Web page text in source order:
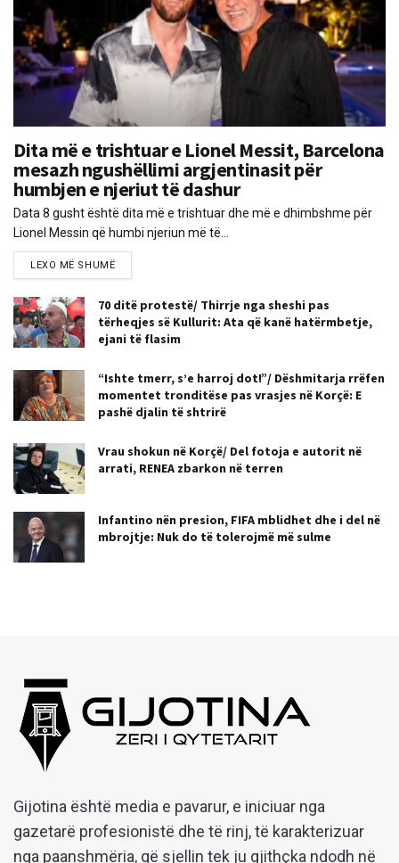
Dita më e trishtuar e Lionel Messit, Barcelona
mesazh ngushëllimi argjentinasit për
humbjen e njeriut të dashur
Data 8 gusht është dita më e trishtuar dhe më e dhimbshme për
Lionel Messin që humbi njeriun më të...
LEXO MË SHUMË
70 ditë protestë/ Thirrje nga sheshi pas
tërheqjes së Kullurit: Ata që kanë hatërmbetje,
ejani të flasim
“Ishte tmerr, s’e harroj dot!”/ Dëshmitarja rrëfen
momentet tronditëse pas vrasjes në Korçë: E
pashë djalin të shtrirë
Vrau shokun në Korçë/ Del fotoja e autorit në
arrati, RENEA zbarkon në terren
Infantino nën presion, FIFA mblidhet dhe i del në
mbrojtje: Nuk do të tolerojmë më sulme
Gijotina është media e pavarur, e iniciuar nga
gazetarë profesionistë dhe të rinj, të karakterizuar
nga paanshmëria, që sjellin tek ju gjithçka ndodh në